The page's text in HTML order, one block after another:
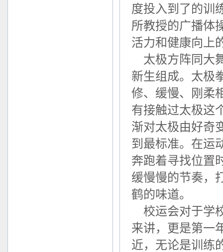
度投入到了的训
所教授的广播体
活力和健康向上
太极方阵同大
新生组成。太极
修、缓慢、刚柔
有接触过太极这
渐对太极由好奇
到最标准。在运
奔跑着寻找位置
缓慢慢的节奏，
鹤的味道。
校运会对于学
来讲，更是第一
近，无论是训练